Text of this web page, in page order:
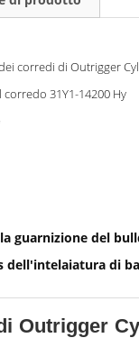
corredi di Outrigger
31Y1-14200 Hy
guarnizione del
dell'intelaiatura di
Outrigger